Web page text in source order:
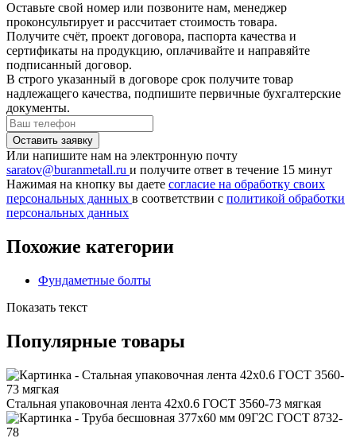
Оставьте свой номер или позвоните нам, менеджер
проконсультирует и рассчитает стоимость товара.
Получите счёт, проект договора, паспорта качества и
сертификаты на продукцию, оплачивайте и направяйте
подписанный договор.
В строго указанный в договоре срок получите товар
надлежащего качества, подпишите первичные бухгалтерские
документы.
Или напишите нам на электронную почту
saratov@buranmetall.ru и получите ответ в течение 15 минут
Нажимая на кнопку вы даете согласие на обработку своих
персональных данных в соответствии с политикой обработки
персональных данных
Похожие категории
Фундаметные болты
Показать текст
Популярные товары
Стальная упаковочная лента 42x0.6 ГОСТ 3560-73 мягкая